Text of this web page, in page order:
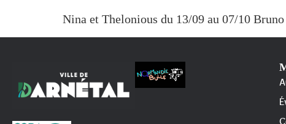
Nina et Thelonious du 13/09 au 07/10